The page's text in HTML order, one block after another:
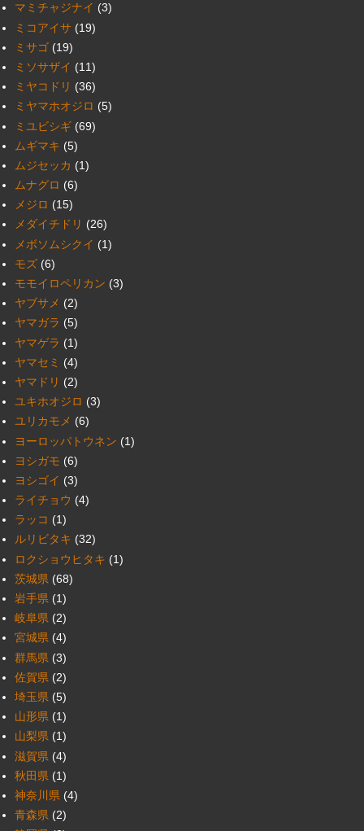
マミチャジナイ (3)
ミコアイサ (19)
ミサゴ (19)
ミソサザイ (11)
ミヤコドリ (36)
ミヤマホオジロ (5)
ミユビシギ (69)
ムギマキ (5)
ムジセッカ (1)
ムナグロ (6)
メジロ (15)
メダイチドリ (26)
メボソムシクイ (1)
モズ (6)
モモイロペリカン (3)
ヤブサメ (2)
ヤマガラ (5)
ヤマゲラ (1)
ヤマセミ (4)
ヤマドリ (2)
ユキホオジロ (3)
ユリカモメ (6)
ヨーロッパトウネン (1)
ヨシガモ (6)
ヨシゴイ (3)
ライチョウ (4)
ラッコ (1)
ルリビタキ (32)
ロクショウヒタキ (1)
茨城県 (68)
岩手県 (1)
岐阜県 (2)
宮城県 (4)
群馬県 (3)
佐賀県 (2)
埼玉県 (5)
山形県 (1)
山梨県 (1)
滋賀県 (4)
秋田県 (1)
神奈川県 (4)
青森県 (2)